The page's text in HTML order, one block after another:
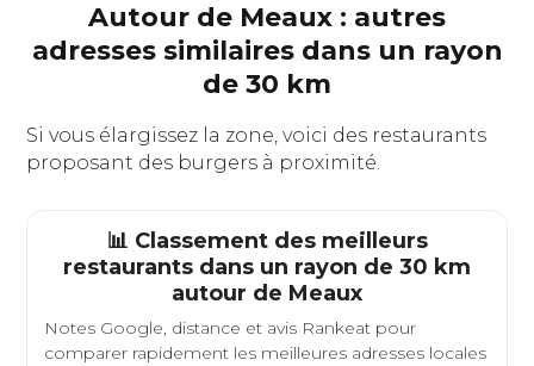
Autour de Meaux : autres
adresses similaires dans un rayon
de 30 km
Si vous élargissez la zone, voici des restaurants
proposant des burgers à proximité.
📊 Classement des meilleurs
restaurants dans un rayon de 30 km
autour de Meaux
Notes Google, distance et avis Rankeat pour
comparer rapidement les meilleures adresses locales